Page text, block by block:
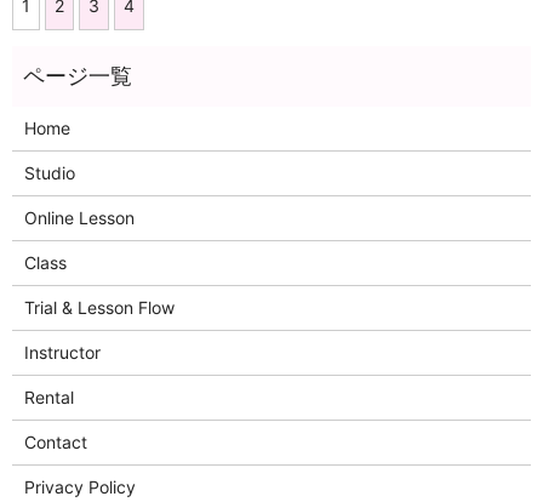
1 2 3 4
Home
Studio
Online Lesson
Class
Trial & Lesson Flow
Instructor
Rental
Contact
Privacy Policy